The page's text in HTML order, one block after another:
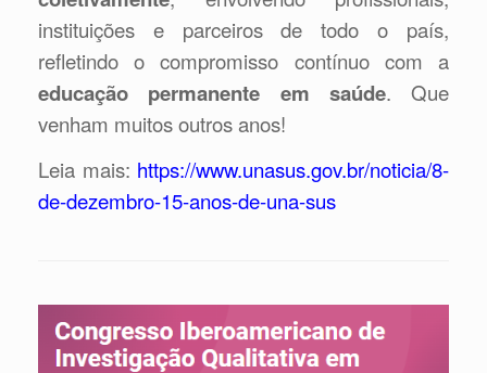
instituições e parceiros de todo o país,
refletindo o compromisso contínuo com a
educação permanente em saúde. Que
venham muitos outros anos!
Leia mais: https://www.unasus.gov.br/noticia/8-
de-dezembro-15-anos-de-una-sus